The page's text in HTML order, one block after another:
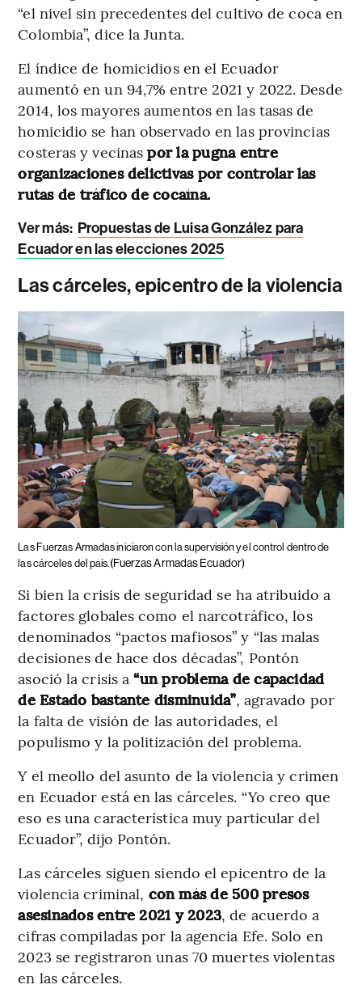
“el nivel sin precedentes del cultivo de coca en
Colombia”, dice la Junta.
El índice de homicidios en el Ecuador
aumentó en un 94,7% entre 2021 y 2022. Desde
2014, los mayores aumentos en las tasas de
homicidio se han observado en las provincias
costeras y vecinas por la pugna entre
organizaciones delictivas por controlar las
rutas de tráfico de cocaína.
Ver más: Propuestas de Luisa González para
Ecuador en las elecciones 2025
Las cárceles, epicentro de la violencia
Las Fuerzas Armadas iniciaron con la supervisión y el control dentro de
las cárceles del país.(Fuerzas Armadas Ecuador)
Si bien la crisis de seguridad se ha atribuido a
factores globales como el narcotráfico, los
denominados “pactos mafiosos” y “las malas
decisiones de hace dos décadas”, Pontón
asoció la crisis a “un problema de capacidad
de Estado bastante disminuida”, agravado por
la falta de visión de las autoridades, el
populismo y la politización del problema.
Y el meollo del asunto de la violencia y crimen
en Ecuador está en las cárceles. “Yo creo que
eso es una característica muy particular del
Ecuador”, dijo Pontón.
Las cárceles siguen siendo el epicentro de la
violencia criminal, con más de 500 presos
asesinados entre 2021 y 2023, de acuerdo a
cifras compiladas por la agencia Efe. Solo en
2023 se registraron unas 70 muertes violentas
en las cárceles.